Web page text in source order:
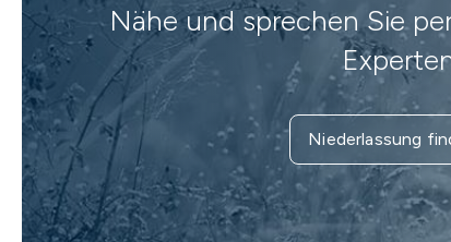
Nähe und sprechen Sie
Niederlassung